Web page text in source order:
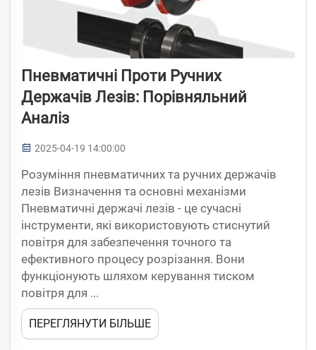
Пневматичні Проти Ручних
Держачів Лезів: Порівняльний
Аналіз
2025-04-19 14:00:00
Розуміння пневматичних та ручних держачів
лезів Визначення та основні механізми
Пневматичні держачі лезів - це сучасні
інструменти, які використовують стиснутий
повітря для забезпечення точного та
ефективного процесу розрізання. Вони
функціонують шляхом керування тиском
повітря для ...
ПЕРЕГЛЯНУТИ БІЛЬШЕ